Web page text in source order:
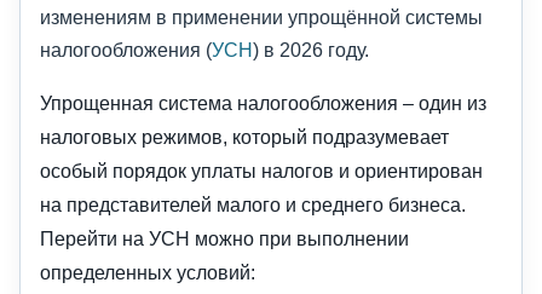
изменениям в применении упрощённой системы
налогообложения (УСН) в 2026 году.
Упрощенная система налогообложения – один из
налоговых режимов, который подразумевает
особый порядок уплаты налогов и ориентирован
на представителей малого и среднего бизнеса.
Перейти на УСН можно при выполнении
определенных условий: